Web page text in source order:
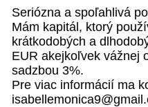
Seriózna a spoľahlivá
Mám kapitál, ktorý
krátkodobých a
EUR akejkoľvek vážnej
sadzbou 3%.
Pre viac informácií ma